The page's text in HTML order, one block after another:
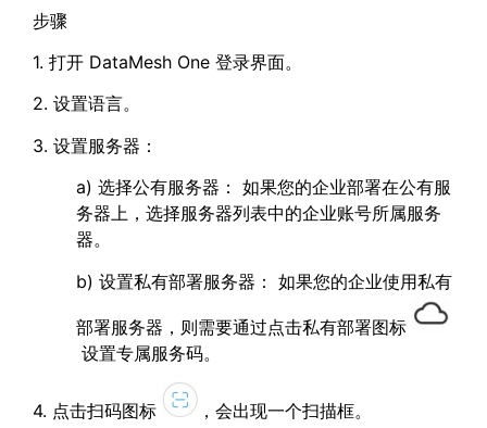
步骤
1. 打开 DataMesh One 登录界面。
2. 设置语言。
3. 设置服务器：
a) 选择公有服务器： 如果您的企业部署在公有服
务器上，选择服务器列表中的企业账号所属服务
器。
b) 设置私有部署服务器： 如果您的企业使用私有
部署服务器，则需要通过点击私有部署图标
设置专属服务码。
4. 点击扫码图标
，会出现一个扫描框。